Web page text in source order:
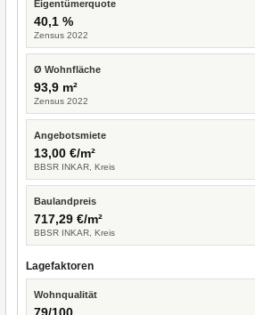
Eigentümerquote
40,1 %
Zensus 2022
Ø Wohnfläche
93,9 m²
Zensus 2022
Angebotsmiete
13,00 €/m²
BBSR INKAR, Kreis
Baulandpreis
717,29 €/m²
BBSR INKAR, Kreis
Lagefaktoren
Wohnqualität